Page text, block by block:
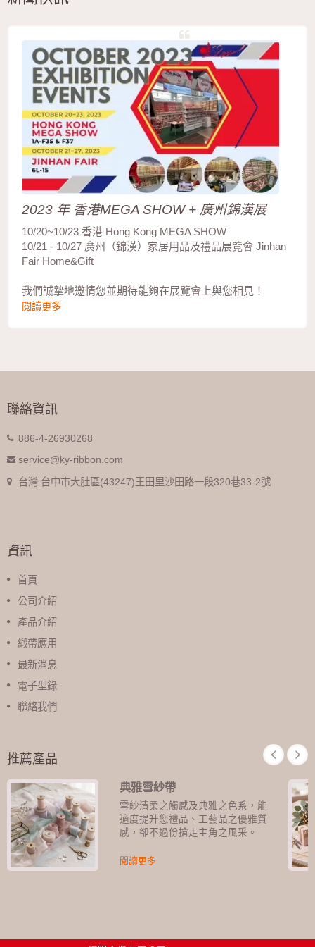
2023 年 香港MEGA SHOW + 廣州錦漢展
10/20~10/23 香港 Hong Kong MEGA SHOW
10/21 - 10/27 廣州（錦漢）家居用品及禮品展覽會 Jinhan
Fair Home&Gift
我們誠摯地邀情您並期待能夠在展覽會上與您相見！
閱讀更多
聯絡資訊
886-4-26930268
service@ky-ribbon.com
台灣 台中市大肚區(43247)王田里沙田路一段320巷33-2號
資訊
首頁
公司介紹
產品介紹
緞帶應用
最新消息
電子型錄
聯絡我們
推薦產品
典雅雪紗帶
雪紗清柔之觸感及典雅之色系，能
適度提升您禮品、工藝品之優雅質
感，卻不過份搶走主角之風采。
閱讀更多